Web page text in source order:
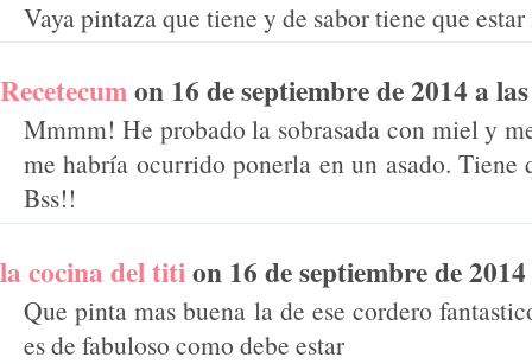
Vaya pintaza que tiene y de sabor tiene que
Recetecumon 16 de septiembre de 2014 a
Mmmm! He probado la sobrasada con miel y
me habría ocurrido ponerla en un asado.
Bss!!
la cocina del tition 16 de septiembre de
Que pinta mas buena la de ese cordero
es de fabuloso como debe estar